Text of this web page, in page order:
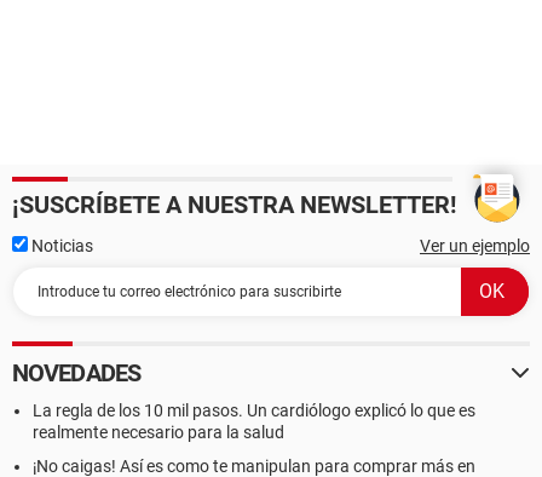
¡SUSCRÍBETE A NUESTRA NEWSLETTER!
Noticias Ver un ejemplo
NOVEDADES
La regla de los 10 mil pasos. Un cardiólogo explicó lo que es
realmente necesario para la salud
¡No caigas! Así es como te manipulan para comprar más en